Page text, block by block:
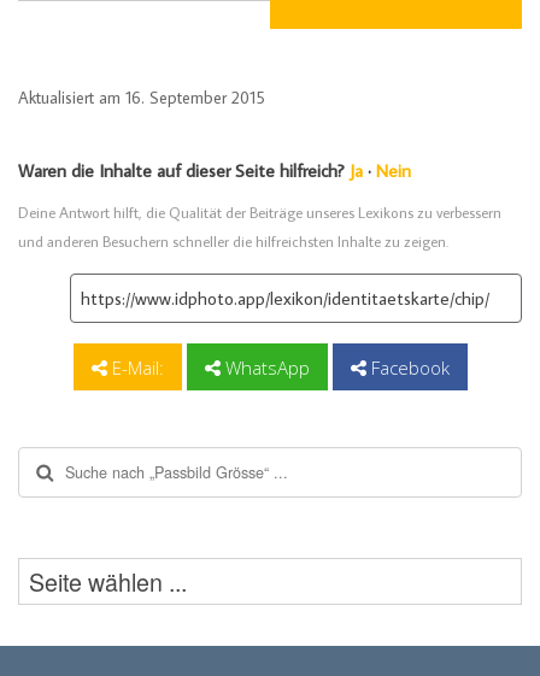
Aktualisiert am 16. September 2015
Waren die Inhalte auf dieser Seite hilfreich? Ja · Nein
Deine Antwort hilft, die Qualität der Beiträge unseres Lexikons zu verbessern
und anderen Besuchern schneller die hilfreichsten Inhalte zu zeigen.
E-Mail: WhatsApp Facebook
Suche